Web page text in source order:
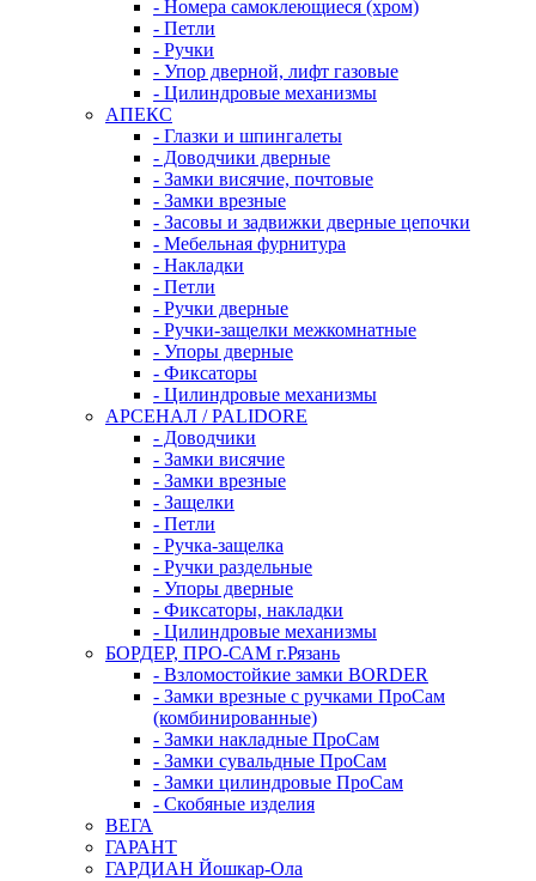
- Номера самоклеющиеся (хром)
- Петли
- Ручки
- Упор дверной, лифт газовые
- Цилиндровые механизмы
АПЕКС
- Глазки и шпингалеты
- Доводчики дверные
- Замки висячие, почтовые
- Замки врезные
- Засовы и задвижки дверные цепочки
- Мебельная фурнитура
- Накладки
- Петли
- Ручки дверные
- Ручки-защелки межкомнатные
- Упоры дверные
- Фиксаторы
- Цилиндровые механизмы
АРСЕНАЛ / PALIDORE
- Доводчики
- Замки висячие
- Замки врезные
- Защелки
- Петли
- Ручка-защелка
- Ручки раздельные
- Упоры дверные
- Фиксаторы, накладки
- Цилиндровые механизмы
БОРДЕР, ПРО-САМ г.Рязань
- Взломостойкие замки BORDER
- Замки врезные с ручками ПроСам
(комбинированные)
- Замки накладные ПроСам
- Замки сувальдные ПроСам
- Замки цилиндровые ПроСам
- Скобяные изделия
ВЕГА
ГАРАНТ
ГАРДИАН Йошкар-Ола